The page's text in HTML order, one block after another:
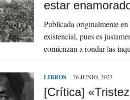
estar
Publicada originalmente
existencial, pues es
comienzan a rondar las
LIBROS 26 JUNIO, 2023
[Crítica]